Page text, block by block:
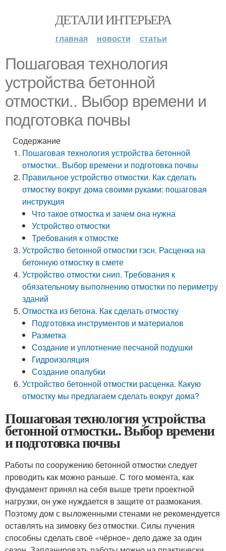
ДЕТАЛИ ИНТЕРЬЕРА
главная новости статьи
Пошаговая технология
устройства бетонной
отмостки.. Выбор времени и
подготовка почвы
Содержание
Пошаговая технология устройства бетонной
отмостки.. Выбор времени и подготовка почвы
Правильное устройство отмостки. Как сделать
отмостку вокруг дома своими руками: пошаговая
инструкция
Что такое отмостка и зачем она нужна
Устройство отмостки
Требования к отмостке
Устройство бетонной отмостки гэсн. Расценка на
бетонную отмостку в смете
Устройство отмостки снип. Требования к
обязательному выполнению отмостки по периметру
зданий
Отмостка из бетона. Как сделать отмостку
Подготовка инструментов и материалов
Разметка
Создание и уплотнение песчаной подушки
Гидроизоляция
Создание опалубки
Устройство бетонной отмостки расценка. Какую
отмостку мы предлагаем сделать вокруг дома?
Пошаговая технология устройства
бетонной отмостки.. Выбор времени
и подготовка почвы
Работы по сооружению бетонной отмостки следует
проводить как можно раньше. С того момента, как
фундамент принял на себя выше трети проектной
нагрузки, он уже нуждается в защите от размокания.
Поэтому дом с выложенными стенами не рекомендуется
оставлять на зимовку без отмостки. Силы пучения
способны сделать своё «чёрное» дело даже за один